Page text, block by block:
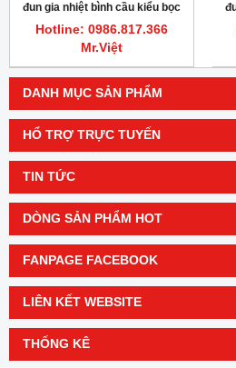
DANH MỤC SẢN PHẨM
HỔ TRỢ TRỰC TUYẾN
TIN TỨC
DÒNG SẢN PHẨM HOT
FANPAGE FACEBOOK
LIÊN KẾT WEBSITE
THỐNG KÊ
đun gia nhiệt bình cầu kiểu bọc
vải 250ml
Hotline: 0986.817.366
Mr.Việt